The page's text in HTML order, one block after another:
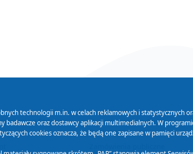
z Serwisu
Organizacje Pożytku
Publicznego
technologii m.in. w celach reklamowych i
badawcze oraz dostawcy aplikacji multimedialnych. W
cookies oznacza, że będą one zapisane w pamięci